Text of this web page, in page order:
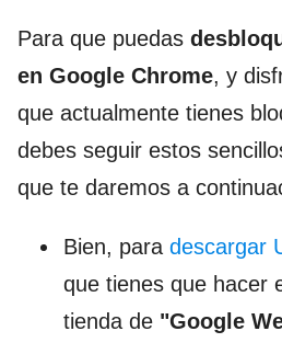
Para que puedas
en Google Chrome, y
que actualmente tienes
debes seguir estos
que te daremos a
Bien, para descargar
que tienes que hacer
tienda de "Google